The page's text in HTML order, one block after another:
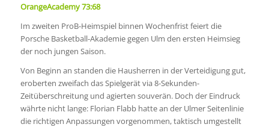
OrangeAcademy 73:68
Im zweiten ProB-Heimspiel binnen Wochenfrist feiert die
Porsche Basketball-Akademie gegen Ulm den ersten Heimsieg
der noch jungen Saison.
Von Beginn an standen die Hausherren in der Verteidigung gut,
eroberten zweifach das Spielgerät via 8-Sekunden-
Zeitüberschreitung und agierten souverän. Doch der Eindruck
währte nicht lange: Florian Flabb hatte an der Ulmer Seitenlinie
die richtigen Anpassungen vorgenommen, taktisch umgestellt